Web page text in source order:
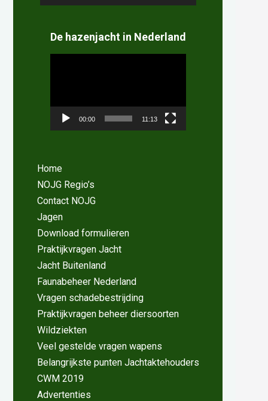
De hazenjacht in Nederland
00:00 11:13
Home
NOJG Regio’s
Contact NOJG
Jagen
Download formulieren
Praktijkvragen Jacht
Jacht Buitenland
Faunabeheer Nederland
Vragen schadebestrijding
Praktijkvragen beheer diersoorten
Wildziekten
Veel gestelde vragen wapens
Belangrijkste punten Jachtaktehouders
CWM 2019
Advertenties